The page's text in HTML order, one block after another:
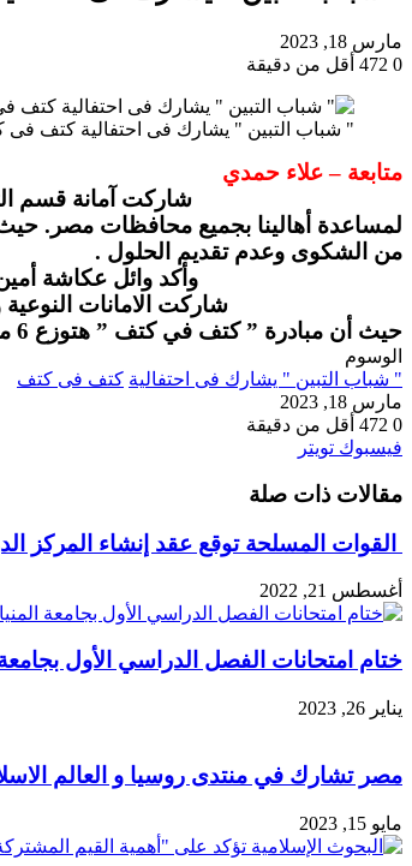
مارس 18, 2023
0
أقل من دقيقة
" شباب التبين " يشارك فى احتفالية كتف فى
متابعة – علاء حمدي
شاركت آمانة قسم التبين حزب
لمساعدة أهالينا بجميع محافظات مصر. حيث
من الشكوى وعدم تقديم الحلول .
وأكد وائل عكاشة أمين تنظيم الحزب
شاركت الامانات النوعية وأعضاء
حيث أن مبادرة ” كتف في كتف ” هتوزع 6 مليون كرتونة يعني ما يقرب من 30 مليون مواطن .
الوسوم
" شباب التبين " يشارك فى احتفالية كتف فى كتف
مارس 18, 2023
0
أقل من دقيقة
فيسبوك تويتر
البريد
مقالات ذات صلة
القوات المسلحة توقع عقد إنشاء المركز
أغسطس 21, 2022
ختام امتحانات الفصل الدراسي الأول بجامعة
يناير 26, 2023
مصر تشارك في منتدى روسيا و العالم
مايو 15, 2023